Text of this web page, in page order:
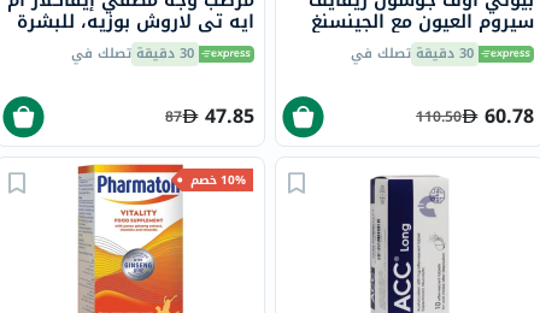
سيروم العيون مع الجينسنغ
والشبكية 30 مل
30 دقيقة تصلك في
60.78
110.50
ايه تي لاروش بوزيه، للبشرة
الدهنية - 40 مل
30 دقيقة تصلك في
47.85
87
10% خصم